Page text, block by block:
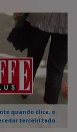
quando clica, o
terceirizado.